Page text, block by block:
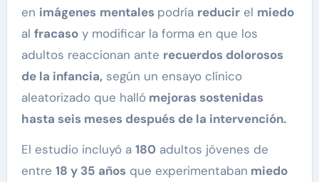
en imágenes mentales podría reducirel miedo
al fracasoy modificar la forma en que los
adultos reaccionan ante recuerdos dolorosos
de la infancia,según un ensayo clínico
aleatorizado que hallómejoras sostenidas
hasta seis meses después de la intervención.
El estudio incluyó a 180 adultos jóvenes de
entre 18 y 35 añosque experimentaban miedo